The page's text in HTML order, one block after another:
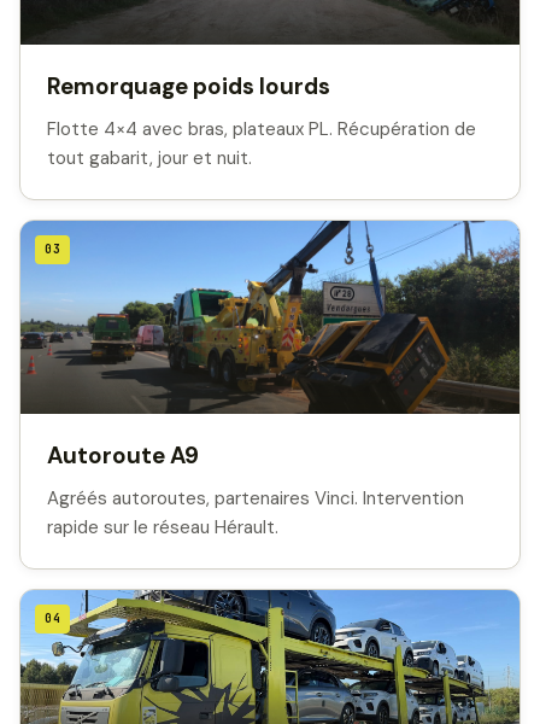
Remorquage poids lourds
Flotte 4×4 avec bras, plateaux PL. Récupération de
tout gabarit, jour et nuit.
03
Autoroute A9
Agréés autoroutes, partenaires Vinci. Intervention
rapide sur le réseau Hérault.
04